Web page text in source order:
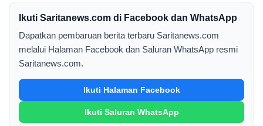
Ikuti Saritanews.com di Facebook dan WhatsApp
Dapatkan pembaruan berita terbaru Saritanews.com
melalui Halaman Facebook dan Saluran WhatsApp resmi
Saritanews.com.
Ikuti Halaman Facebook
Ikuti Saluran WhatsApp